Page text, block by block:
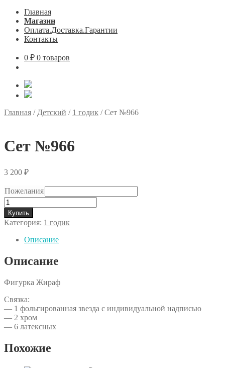
Главная
Магазин
Оплата.Доставка.Гарантии
Контакты
0 ₽ 0 товаров
Главная / Детский / 1 годик /Сет №966
Сет №966
3 200 ₽
Пожелания
Количество
товара
Сет
№966
Купить
Категория: 1 годик
Описание
Описание
Фигурка Жираф
Связка:
— 1 фольгированная звезда с индивидуальной надписью
— 2 хром
— 6 латексных
Похожие